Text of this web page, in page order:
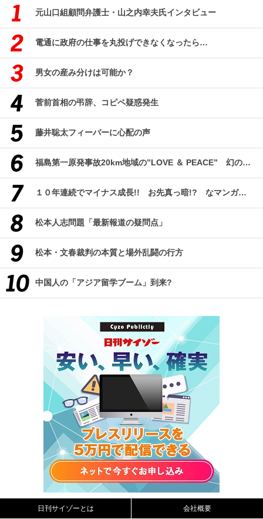
元山口組顧問弁護士・山之内幸夫氏インタビュー
電通に政府の仕事を丸投げできなくなったら…
男女の産み分けは可能か？
菅前首相の弔辞、コピペ疑惑発生
藤井聡太フィーバーに心配の声
福島第一原発事故20km地域の”LOVE ＆ PEACE” 幻のコミューン「獏原人村」の現在
１０年連続でマイナス成長!! お先真っ暗!? なマンガ産業研究
松本人志問題「最新報道の疑問点」
松本・文春裁判の本質と場外乱闘の行方
中国人の「アジア留学ブーム」到来?
日刊サイゾーとは 会社概要